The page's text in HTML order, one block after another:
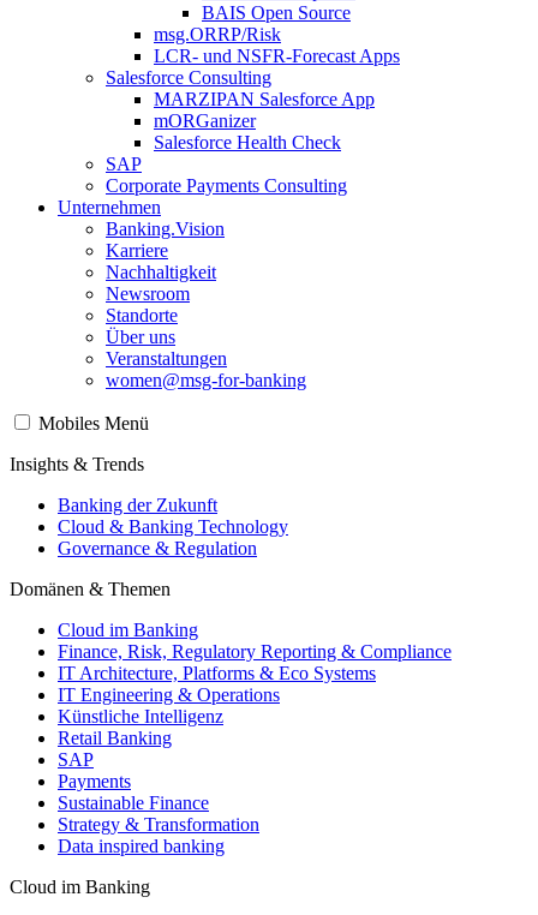
BAIS Open Source
msg.ORRP/Risk
LCR- und NSFR-​Forecast Apps
Salesforce Consulting
MARZIPAN Salesforce App
mORGanizer
Salesforce Health Check
SAP
Corporate Payments Consulting
Unternehmen
Banking.Vision
Karriere
Nachhaltigkeit
Newsroom
Standorte
Über uns
Veranstaltungen
women@msg-​for-banking
Mobiles Menü
Insights & Trends
Banking der Zukunft
Cloud & Banking Technology
Governance & Regulation
Domänen & Themen
Cloud im Banking
Finance, Risk, Regulatory Reporting & Compliance
IT Architecture, Platforms & Eco Systems
IT Engineering & Operations
Künstliche Intelligenz
Retail Banking
SAP
Payments
Sustainable Finance
Strategy & Transformation
Data inspired banking
Cloud im Banking